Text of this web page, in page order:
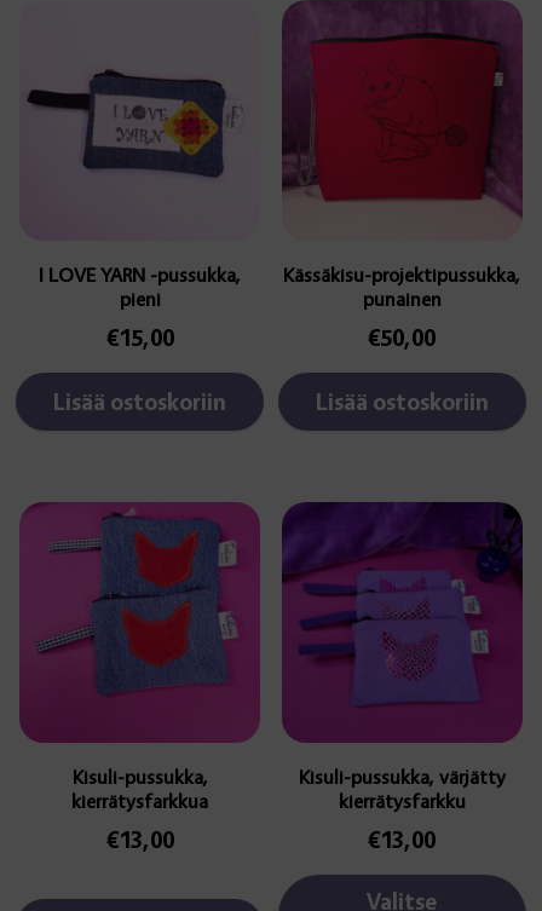
I LOVE YARN -pussukka,
pieni
€15,00
Lisää ostoskoriin
Kässäkisu-projektipussukka,
punainen
€50,00
Lisää ostoskoriin
Kisuli-pussukka,
kierrätysfarkkua
€13,00
Kisuli-pussukka, värjätty
kierrätysfarkku
€13,00
Valitse
Tällä
tuotteella
on
useampi
muunnelma.
Voit
tehdä
valinnat
sivulla.